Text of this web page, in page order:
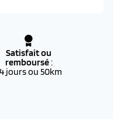
Satisfait ou
remboursé:
jours ou 50km